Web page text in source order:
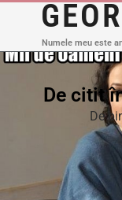
Numele meu este
De citit
De